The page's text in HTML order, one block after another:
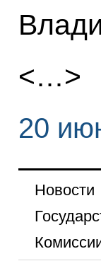
<…>
20
Новости